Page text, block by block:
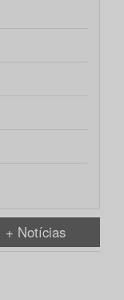
+ Notícias